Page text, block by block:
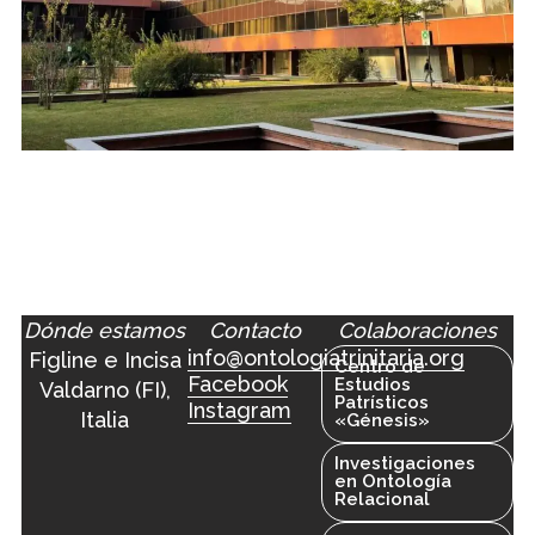
Dónde estamos
Figline e Incisa
Valdarno (FI),
Italia
Contacto
info@ontologiatrinitaria.org
Facebook
Instagram
Colaboraciones
Centro de
Estudios
Patrísticos
«Génesis»
Investigaciones
en Ontología
Relacional